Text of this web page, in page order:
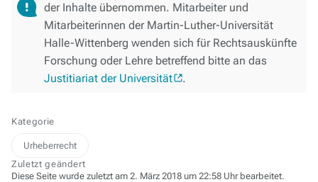
der Inhalte übernommen. Mitarbeiter und
Mitarbeiterinnen der Martin-Luther-Universität
Halle-Wittenberg wenden sich für Rechtsauskünfte
Forschung oder Lehre betreffend bitte an das
Justitiariat der Universität
.
Kategorie
Urheberrecht
Zuletzt geändert
Diese Seite wurde zuletzt am 2. März 2018 um 22:58 Uhr bearbeitet.